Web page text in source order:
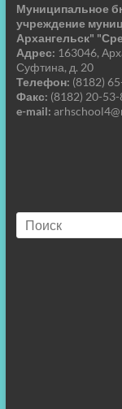
Муниципальное
учреждение
Архангельск"
Адрес: 163046,
Суфтина, д. 20
Телефон: (8182)
Факс: (8182) 20-53-
e-mail: